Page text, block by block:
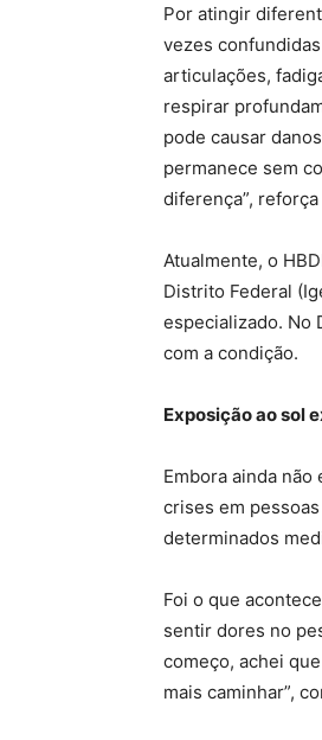
Por atingir
vezes
articulações,
respirar
pode causar
permanece sem
diferença”,
Atualmente, o
Distrito Federal
especializado. No
com a condição.
Exposição ao sol
Embora ainda
crises em
determinados
Foi o que
sentir dores no
começo, achei
mais caminhar”,